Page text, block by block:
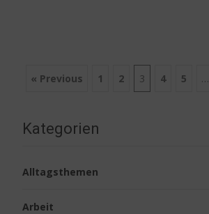
Posts
navigation
« Previous 1 2 3 4 5 …
Kategorien
Alltagsthemen
Arbeit